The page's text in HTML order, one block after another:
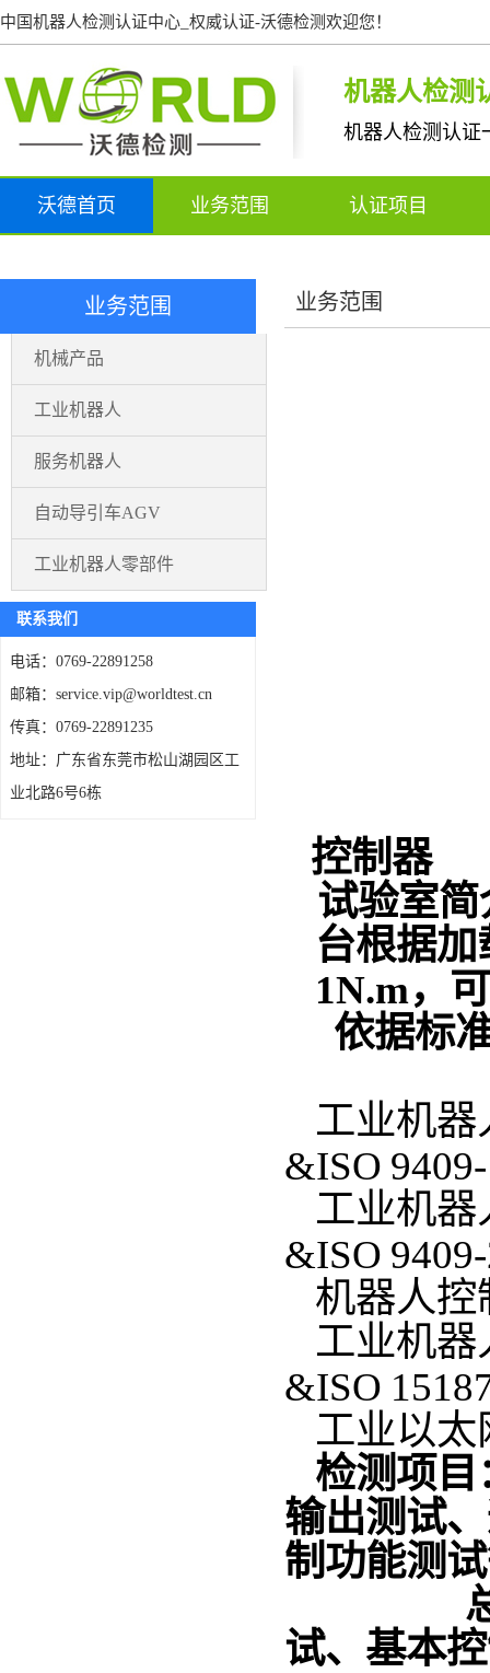
中国机器人检测认证中心_权威认证-沃德检测欢迎您！
机器人检测
机器人检测认证
沃德首页 业务范围 认证项目
业务范围
机械产品
工业机器人
服务机器人
自动导引车AGV
工业机器人零部件
联系我们
电话：0769-22891258
邮箱：service.vip@worldtest.cn
传真：0769-22891235
地址：广东省东莞市松山湖园区工
业北路6号6栋
业务范围
控制器
试验室简
台根据
1N.m，
依据标
工业机器
&ISO
工业机器
&ISO
机器人控
工业机器
&ISO
工业以太
检测项目
输出测试
制功能测
试、基本